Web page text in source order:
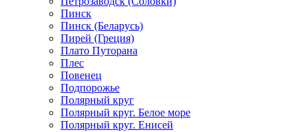
Пинск
Пинск (Беларусь)
Пирей (Греция)
Плато Путорана
Плес
Повенец
Подпорожье
Полярный круг
Полярный круг. Белое море
Полярный круг. Енисей